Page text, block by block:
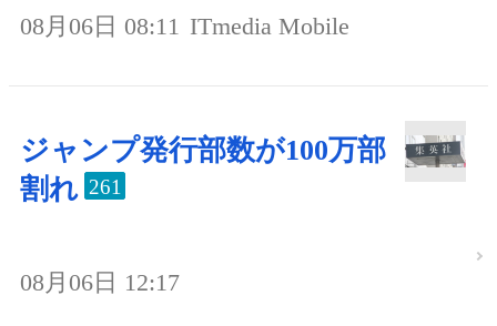
08月06日 08:11 ITmedia Mobile
ジャンプ発行部数が100万部
割れ 261
08月06日 12:17